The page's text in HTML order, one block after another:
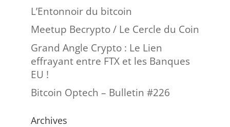
L’Entonnoir du bitcoin
Meetup Becrypto / Le Cercle du Coin
Grand Angle Crypto : Le Lien
effrayant entre FTX et les Banques
EU !
Bitcoin Optech – Bulletin #226
Archives